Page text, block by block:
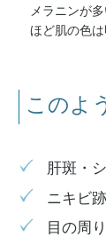
メラニンが
ほど肌の色
このよ
肝斑・
ニキビ
目の周